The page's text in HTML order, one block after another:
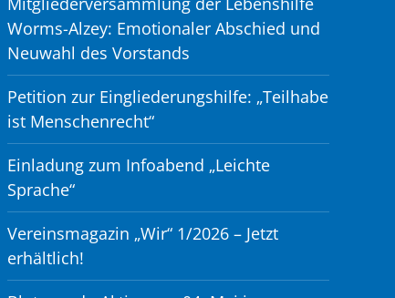
Worms-Alzey: Emotionaler Abschied und
Neuwahl des Vorstands
Petition zur Eingliederungshilfe: „Teilhabe
ist Menschenrecht“
Einladung zum Infoabend „Leichte
Sprache“
Vereinsmagazin „Wir“ 1/2026 – Jetzt
erhältlich!